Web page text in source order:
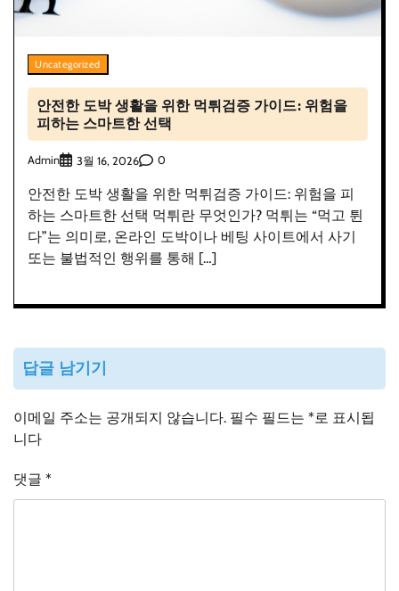
Uncategorized
안전한 도박 생활을 위한 먹튀검증 가이드: 위험을
피하는 스마트한 선택
Admin 3월 16, 2026 0
안전한 도박 생활을 위한 먹튀검증 가이드: 위험을 피
하는 스마트한 선택 먹튀란 무엇인가? 먹튀는 “먹고 튄
다”는 의미로, 온라인 도박이나 베팅 사이트에서 사기
또는 불법적인 행위를 통해 […]
답글 남기기
이메일 주소는 공개되지 않습니다. 필수 필드는 *로 표시됩
니다
댓글 *